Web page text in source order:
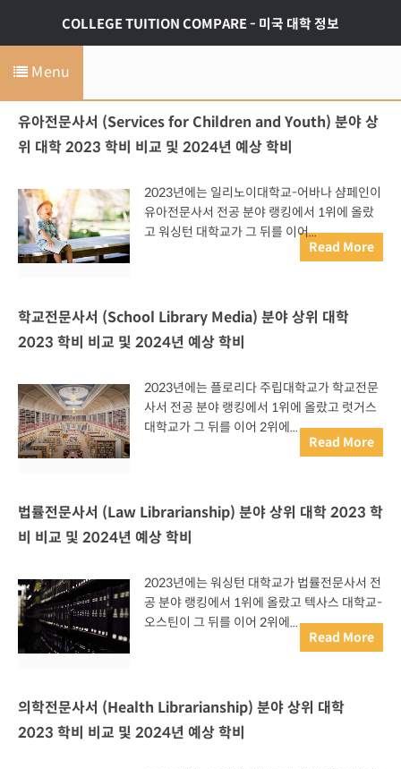
COLLEGE TUITION COMPARE - 미국 대학 정보
Menu
유아전문사서 (Services for Children and Youth) 분야 상
위 대학 2023 학비 비교 및 2024년 예상 학비
2023년에는 일리노이대학교-어바나 샴페인이
유아전문사서 전공 분야 랭킹에서 1위에 올랐
고 워싱턴 대학교가 그 뒤를 이어...
Read More
학교전문사서 (School Library Media) 분야 상위 대학
2023 학비 비교 및 2024년 예상 학비
2023년에는 플로리다 주립대학교가 학교전문
사서 전공 분야 랭킹에서 1위에 올랐고 럿거스
대학교가 그 뒤를 이어 2위에...
Read More
법률전문사서 (Law Librarianship) 분야 상위 대학 2023 학
비 비교 및 2024년 예상 학비
2023년에는 워싱턴 대학교가 법률전문사서 전
공 분야 랭킹에서 1위에 올랐고 텍사스 대학교-
오스틴이 그 뒤를 이어 2위에...
Read More
의학전문사서 (Health Librarianship) 분야 상위 대학
2023 학비 비교 및 2024년 예상 학비